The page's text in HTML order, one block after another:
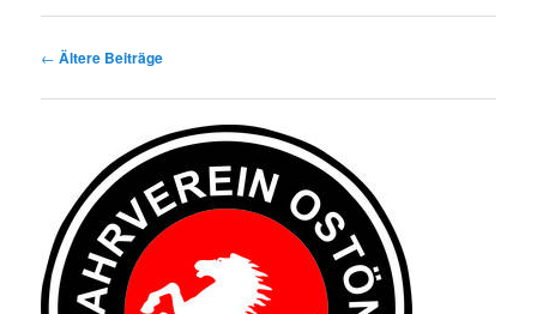
Beitragsnavigation
← Ältere Beiträge